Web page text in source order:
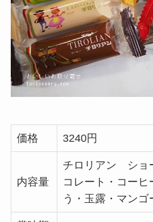
価格 3240円
内容量
チロリアン ショ
コレート・コー
う・玉露・マンゴ